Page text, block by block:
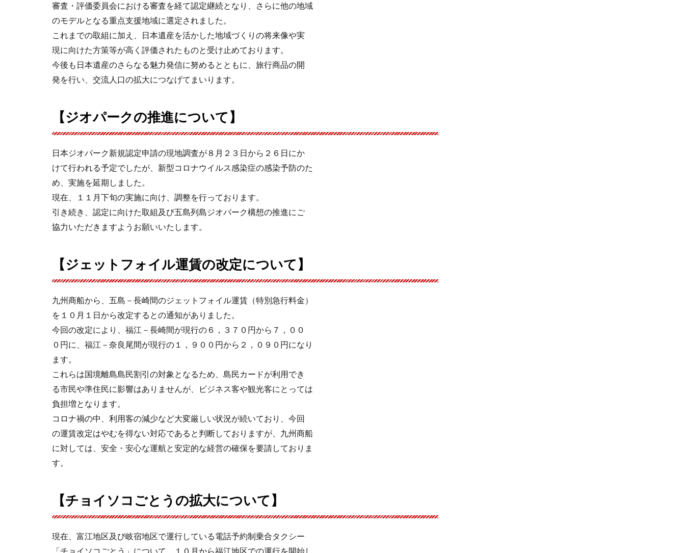
審査・評価委員会における審査を経て認定継続となり、さらに他の地域
のモデルとなる重点支援地域に選定されました。
これまでの取組に加え、日本遺産を活かした地域づくりの将来像や実
現に向けた方策等が高く評価されたものと受け止めております。
今後も日本遺産のさらなる魅力発信に努めるとともに、旅行商品の開
発を行い、交流人口の拡大につなげてまいります。
【ジオパークの推進について】
日本ジオパーク新規認定申請の現地調査が８月２３日から２６日にか
けて行われる予定でしたが、新型コロナウイルス感染症の感染予防のた
め、実施を延期しました。
現在、１１月下旬の実施に向け、調整を行っております。
引き続き、認定に向けた取組及び五島列島ジオパーク構想の推進にご
協力いただきますようお願いいたします。
【ジェットフォイル運賃の改定について】
九州商船から、五島－長崎間のジェットフォイル運賃（特別急行料金）
を１０月１日から改定するとの通知がありました。
今回の改定により、福江－長崎間が現行の６，３７０円から７，００
０円に、福江－奈良尾間が現行の１，９００円から２，０９０円になり
ます。
これらは国境離島島民割引の対象となるため、島民カードが利用でき
る市民や準住民に影響はありませんが、ビジネス客や観光客にとっては
負担増となります。
コロナ禍の中、利用客の減少など大変厳しい状況が続いており、今回
の運賃改定はやむを得ない対応であると判断しておりますが、九州商船
に対しては、安全・安心な運航と安定的な経営の確保を要請しておりま
す。
【チョイソコごとうの拡大について】
現在、富江地区及び岐宿地区で運行している電話予約制乗合タクシー
「チョイソコごとう」について、１０月から福江地区での運行を開始し